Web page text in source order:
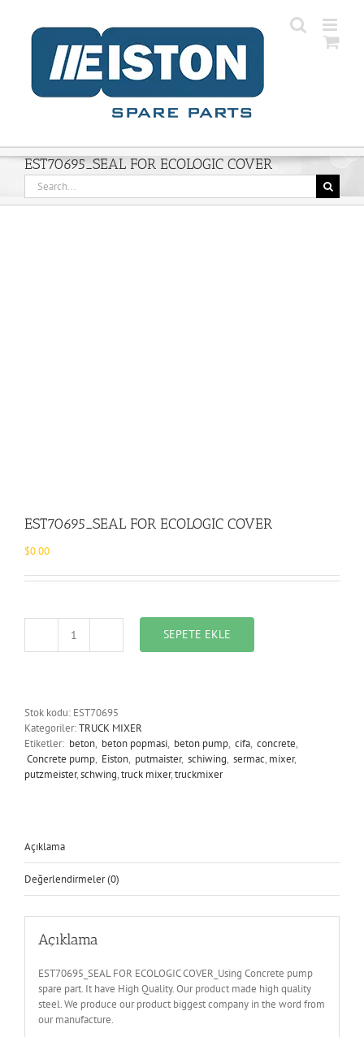
content
EST70695_SEAL FOR ECOLOGIC COVER
Search
for:
EST70695_SEAL FOR ECOLOGIC COVER
$0.00
EST70695_SEAL
FOR
SEPETE EKLE
Stok kodu: EST70695
Kategoriler:TRUCK MIXER
Etiketler: beton, beton popmasi, beton pump, cifa, concrete,
Concrete pump, Eiston, putmaister, schiwing, sermac, mixer,
putzmeister,schwing,truck mixer,truckmixer
Açıklama
Değerlendirmeler (0)
Açıklama
EST70695_SEAL FOR ECOLOGIC COVER_Using Concrete pump
spare part. It have High Quality. Our product made high quality
steel. We produce our product biggest company in the word from
our manufacture.